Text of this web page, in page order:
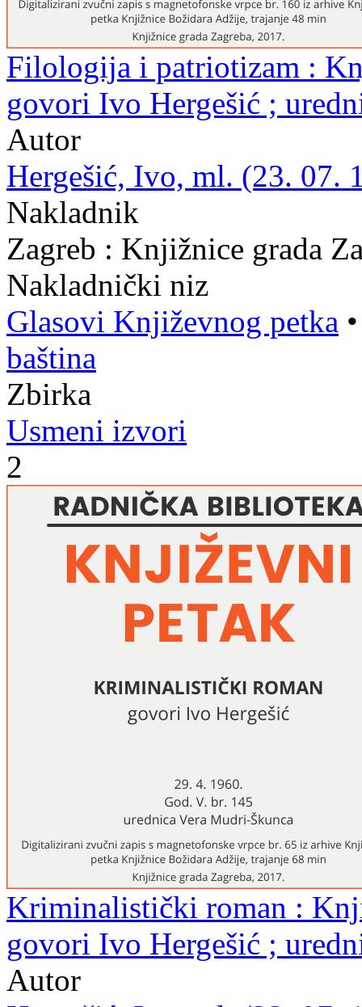
Filologija i patriotizam :
govori Ivo Hergešić ;
Autor
Hergešić, Ivo, ml. (23. 07.
Nakladnik
Zagreb : Knjižnice grada
Nakladnički niz
Glasovi Književnog petka
baština
Zbirka
Usmeni izvori
2
Kriminalistički roman :
govori Ivo Hergešić ;
Autor